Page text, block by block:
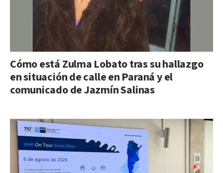
Cómo está Zulma Lobato tras su hallazgo
en situación de calle en Paraná y el
comunicado de Jazmín Salinas